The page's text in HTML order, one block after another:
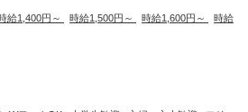
給1,400円～ 時給1,500円～ 時給1,600円～
時給